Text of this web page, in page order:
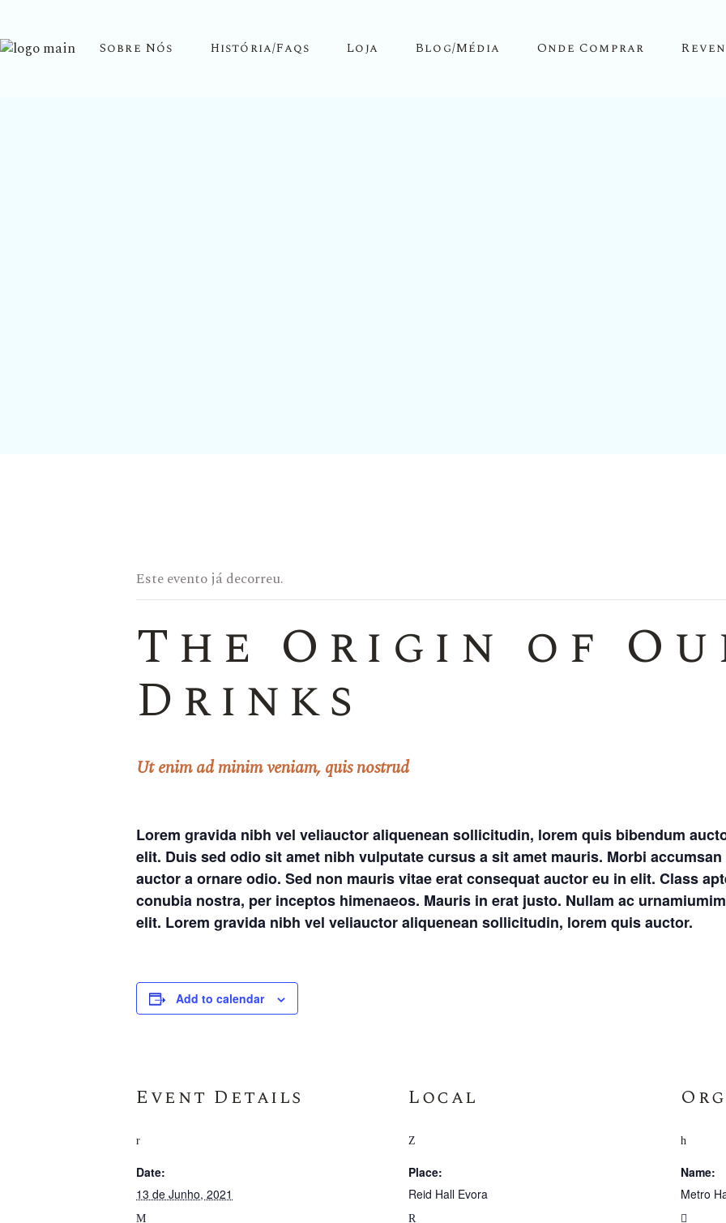
Sobre Nós História/Faqs Loja Blog/Média Onde Comprar
Este evento já decorreu.
The Origin of
Drinks
Ut enim ad minim veniam, quis nostrud
Lorem gravida nibh vel veliauctor aliquenean sollicitudin, lorem quis bibendum
elit. Duis sed odio sit amet nibh vulputate cursus a sit amet mauris. Morbi
auctor a ornare odio. Sed non mauris vitae erat consequat auctor eu in elit. Class
conubia nostra, per inceptos himenaeos. Mauris in erat justo. Nullam ac
elit. Lorem gravida nibh vel veliauctor aliquenean sollicitudin, lorem quis auctor.
Add to calendar
Event Details
Date:
13 de Junho, 2021
Local
Place:
Reid Hall Evora
Name:
Metro